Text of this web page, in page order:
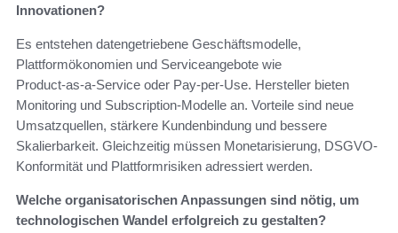
Innovationen?
Es entstehen datengetriebene Geschäftsmodelle,
Plattformökonomien und Serviceangebote wie
Product‑as‑a‑Service oder Pay‑per‑Use. Hersteller bieten
Monitoring und Subscription-Modelle an. Vorteile sind neue
Umsatzquellen, stärkere Kundenbindung und bessere
Skalierbarkeit. Gleichzeitig müssen Monetarisierung, DSGVO-
Konformität und Plattformrisiken adressiert werden.
Welche organisatorischen Anpassungen sind nötig, um
technologischen Wandel erfolgreich zu gestalten?